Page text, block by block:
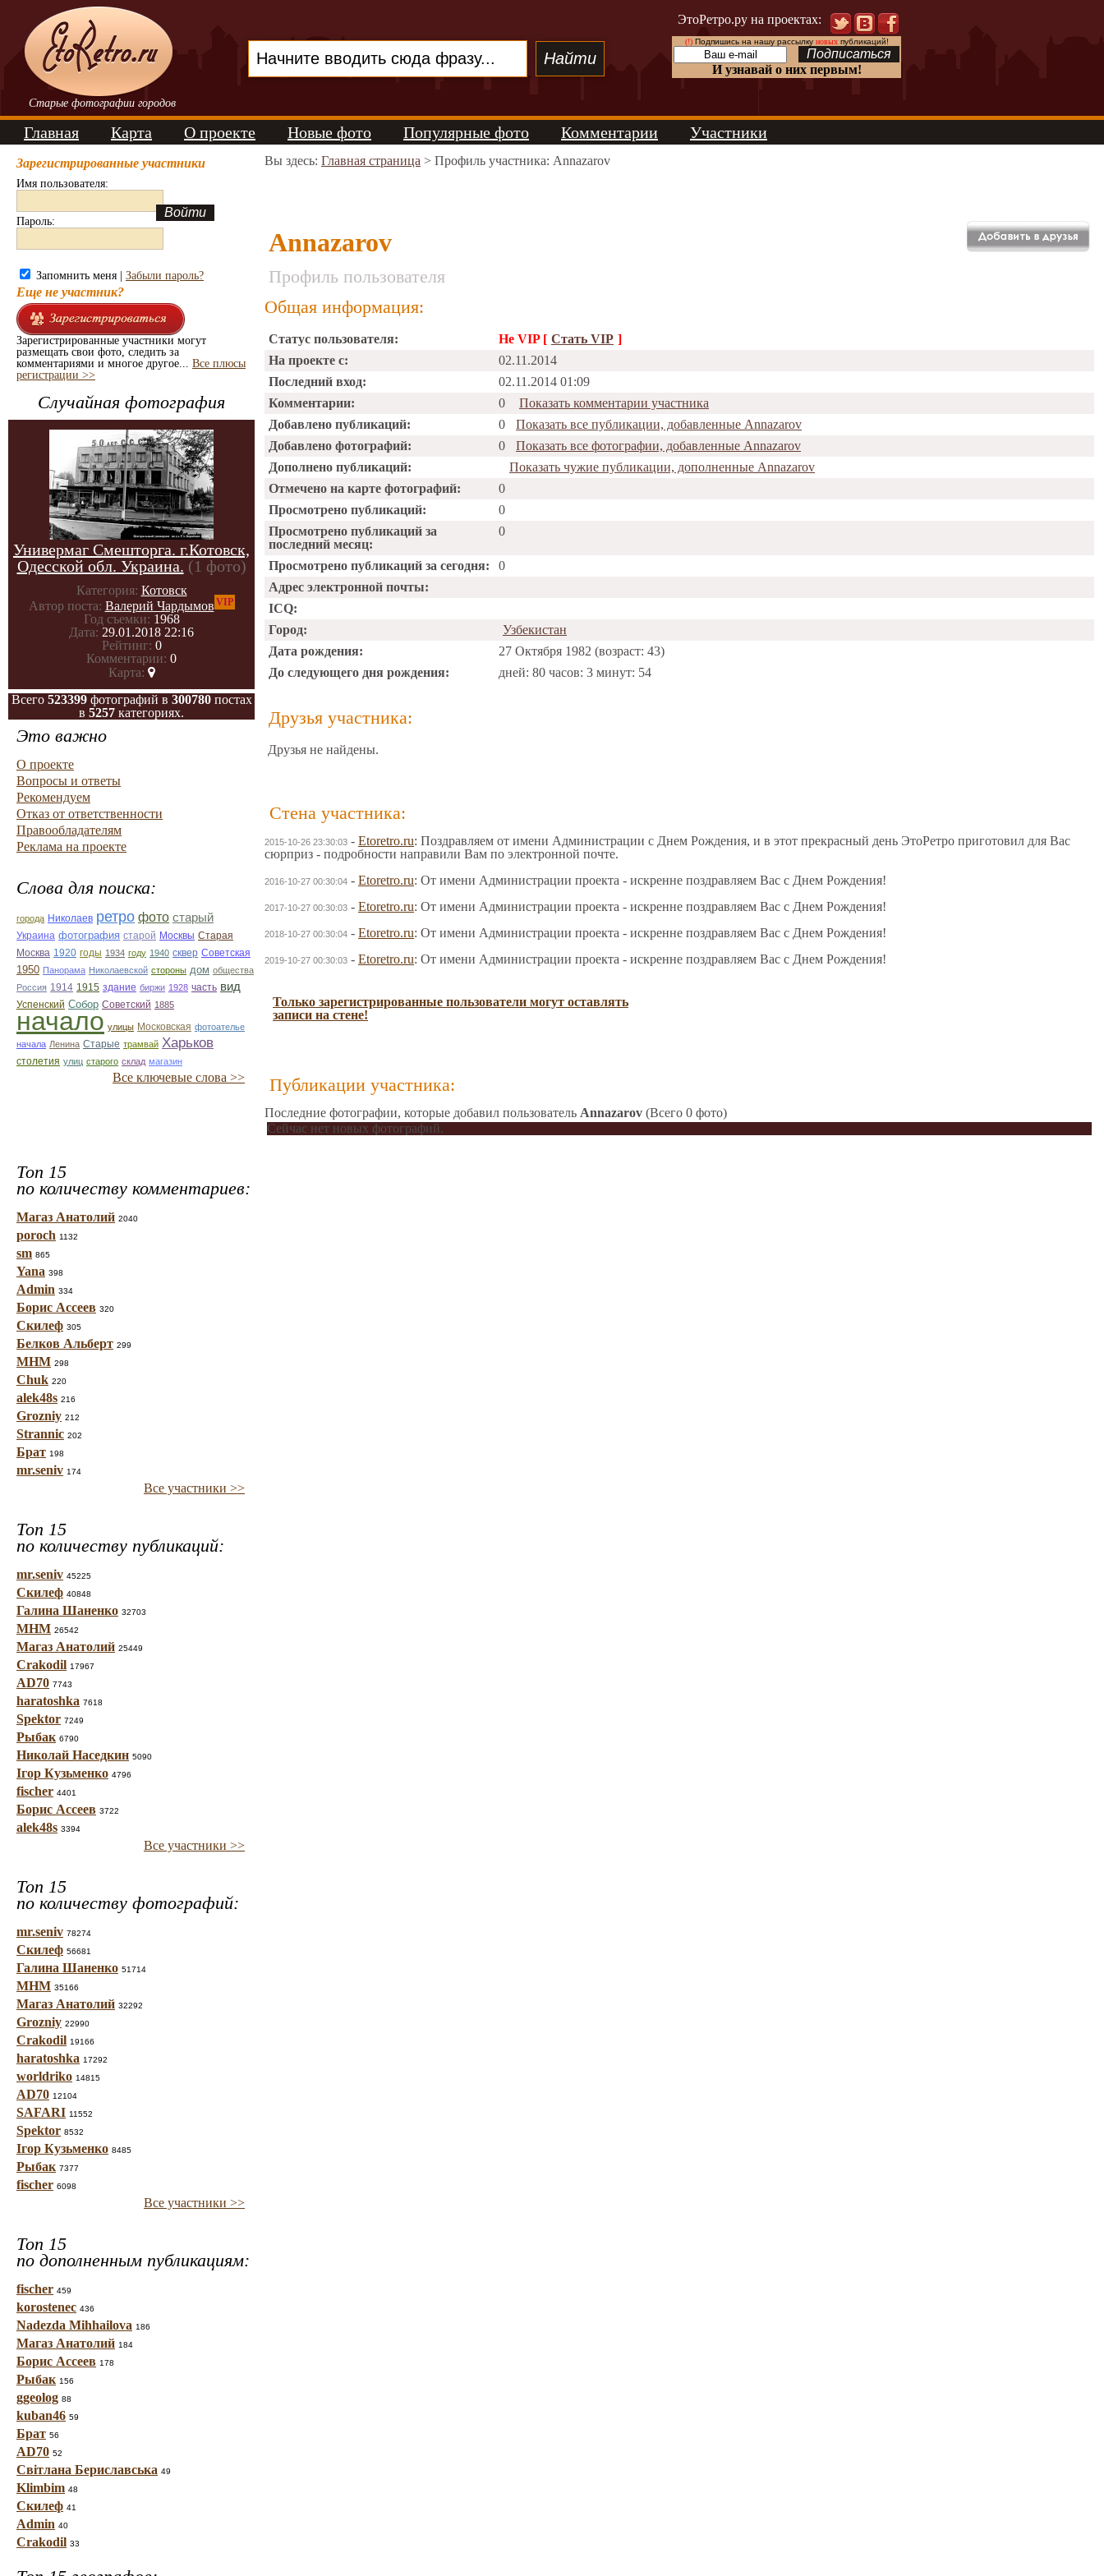
Старые фотографии городов
ЭтоРетро.ру на проектах:
(!)Подпишись на нашу рассылку новыхпубликаций!
И узнавай о них первым!
Главная Карта О проекте Новые фото Популярные фото Комментарии Участники
Зарегистрированные участники
Имя пользователя:
Пароль:
Запомнить меня | Забыли пароль?
Еще не участник?
Зарегистрированные участники могут
размещать свои фото, следить за
комментариями и многое другое... Все плюсы
регистрации >>
Случайная фотография
Универмаг Смешторга. г.Котовск,
Одесской обл. Украина. (1 фото)
Категория: Котовск
Автор поста: Валерий Чардымов VIP
Год съемки: 1968
Дата: 29.01.2018 22:16
Рейтинг: 0
Комментарии: 0
Карта:
Всего 523399фотографий в 300780постах
в 5257 категориях.
Это важно
О проекте
Вопросы и ответы
Рекомендуем
Отказ от ответственности
Правообладателям
Реклама на проекте
Слова для поиска:
города Николаев ретро фото старый
Украина фотография старой Москвы Старая
Москва 1920 годы 1934 году 1940 сквер Советская
1950 Панорама Николаевской стороны дом общества
Россия 1914 1915 здание биржи 1928 часть вид
Успенский Собор Советский 1885
начало улицы Московская фотоателье
начала Ленина Старые трамвай Харьков
столетия улиц старого склад магазин
Все ключевые слова >>
Топ 15
по количеству комментариев:
Магаз Анатолий 2040
poroch 1132
sm 865
Yana 398
Admin 334
Борис Ассеев 320
Скилеф 305
Белков Альберт 299
МНМ 298
Chuk 220
alek48s 216
Grozniy 212
Strannic 202
Брат 198
mr.seniv 174
Все участники >>
Топ 15
по количеству публикаций:
mr.seniv 45225
Скилеф 40848
Галина Шаненко 32703
МНМ 26542
Магаз Анатолий 25449
Crakodil 17967
AD70 7743
haratoshka 7618
Spektor 7249
Рыбак 6790
Николай Наседкин 5090
Ігор Кузьменко 4796
fischer 4401
Борис Ассеев 3722
alek48s 3394
Все участники >>
Топ 15
по количеству фотографий:
mr.seniv 78274
Скилеф 56681
Галина Шаненко 51714
МНМ 35166
Магаз Анатолий 32292
Grozniy 22990
Crakodil 19166
haratoshka 17292
worldriko 14815
AD70 12104
SAFARI 11552
Spektor 8532
Ігор Кузьменко 8485
Рыбак 7377
fischer 6098
Все участники >>
Топ 15
по дополненным публикациям:
fischer 459
korostenec 436
Nadezda Mihhailova 186
Магаз Анатолий 184
Борис Ассеев 178
Рыбак 156
ggeolog 88
kuban46 59
Брат 56
AD70 52
Світлана Бериславська 49
Klimbim 48
Скилеф 41
Admin 40
Crakodil 33
Вы здесь: Главная страница > Профиль участника: Annazarov
Annazarov
Профиль пользователя
Общая информация:
Статус пользователя: Не VIP [ Стать VIP ]
На проекте с:
02.11.2014
Последний вход:
02.11.2014 01:09
Комментарии:
0
Показать комментарии участника
Добавлено публикаций:
0
Показать все публикации, добавленные Annazarov
Добавлено фотографий:
0
Показать все фотографии, добавленные Annazarov
Дополнено публикаций:
Показать чужие публикации, дополненные Annazarov
Отмечено на карте фотографий:
0
Просмотрено публикаций:
0
Просмотрено публикаций за
последний месяц:
0
Просмотрено публикаций за сегодня:
0
Адрес электронной почты:
ICQ:
Город:
Узбекистан
Дата рождения:
27 Октября 1982 (возраст: 43)
До следующего дня рождения:
дней: 80 часов: 3 минут: 54
Друзья участника:
Друзья не найдены.
Стена участника:
2015-10-26 23:30:03 - Etoretro.ru: Поздравляем от имени Администрации с Днем Рождения, и в этот прекрасный день ЭтоРетро приготовил для Вас
сюрприз - подробности направили Вам по электронной почте.
2016-10-27 00:30:04 - Etoretro.ru: От имени Администрации проекта - искренне поздравляем Вас с Днем Рождения!
2017-10-27 00:30:03 - Etoretro.ru: От имени Администрации проекта - искренне поздравляем Вас с Днем Рождения!
2018-10-27 00:30:04 - Etoretro.ru: От имени Администрации проекта - искренне поздравляем Вас с Днем Рождения!
2019-10-27 00:30:03 - Etoretro.ru: От имени Администрации проекта - искренне поздравляем Вас с Днем Рождения!
Только зарегистрированные пользователи могут оставлять
записи на стене!
Публикации участника:
Последние фотографии, которые добавил пользователь Annazarov (Всего 0 фото)
Сейчас нет новых фотографий.